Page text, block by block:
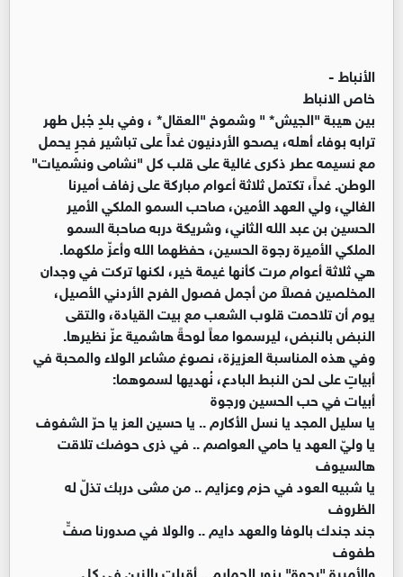
الأنباط -
خاص الانباط
​بين هيبة "الجيش* " وشموخ "العقال* ، وفي بلدٍ جُبل طهر
ترابه بوفاء أهله، يصحو الأردنيون غداً على تباشير فجرٍ يحمل
مع نسيمه عطر ذكرى غالية على قلب كل "نشامى ونشميات"
الوطن. غداً، تكتمل ثلاثة أعوام مباركة على زفاف أميرنا
الغالي، ولي العهد الأمين، صاحب السمو الملكي الأمير
الحسين بن عبد الله الثاني، وشريكة دربه صاحبة السمو
الملكي الأميرة رجوة الحسين، حفظهما الله وأعزّ ملكهما.
​هي ثلاثة أعوام مرت كأنها غيمة خير، لكنها تركت في وجدان
المخلصين فصلاً من أجمل فصول الفرح الأردني الأصيل،
يوم أن تلاحمت قلوب الشعب مع بيت القيادة، والتقى
النبض بالنبض، ليرسموا معاً لوحةً هاشمية عزّ نظيرها.
​وفي هذه المناسبة العزيزة، نصوغ مشاعر الولاء والمحبة في
أبياتٍ على لحن النبط البادع، نُهديها لسموهما:
​أبيات في حب الحسين ورجوة
​يا سليل المجد يا نسل الأكارم .. يا حسين العز يا حرّ الشفوف
يا وليّ العهد يا حامي العواصم .. في ذرى حوضك تلاقت
هالسيوف
​يا شبيه العود في حزم وعزايم .. من مشى دربك تذلّ له
الظروف
جند جندك بالوفا والعهد دايم .. والولا في صدورنا صفٍّ
طفوف
​والأميرة "رجوة" بنور الحمايم .. أقبلت بالزين في كل